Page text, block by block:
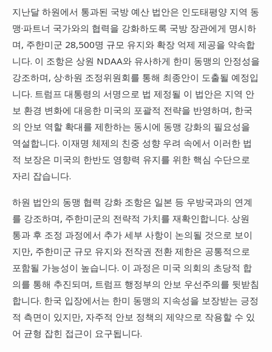
지난달 하원에서 통과된 국방 예산 법안은 인도태평양 지역 동
맹·파트너 국가와의 협력을 강화하도록 국방 장관에게 명시하
며, 주한미군 28,500명 규모 유지와 확장 억제 제공을 약속합
니다. 이 조항은 상원 NDAA와 유사하게 한미 동맹의 안정성을
강조하며, 상·하원 조정위원회를 통해 최종안이 도출될 예정입
니다. 트럼프 대통령의 서명으로 법 제정될 이 법안은 지역 안
보 환경 변화에 대응한 미국의 포괄적 전략을 반영하며, 한국
의 안보 역할 확대를 제한하는 동시에 동맹 강화의 필요성을
역설합니다. 이재명 체제의 친중 성향 우려 속에서 이러한 법
적 보장은 미국의 한반도 영향력 유지를 위한 핵심 수단으로
자리 잡습니다.
하원 법안의 동맹 협력 강화 조항은 일본 등 우방국과의 연계
를 강조하며, 주한미군의 전략적 가치를 재확인합니다. 상원
통과 후 조정 과정에서 추가 세부 사항이 논의될 것으로 보이
지만, 주한미군 규모 유지와 전작권 전환 제한은 공통적으로
포함될 가능성이 높습니다. 이 과정은 미국 의회의 초당적 합
의를 통해 추진되며, 트럼프 행정부의 안보 우선주의를 뒷받침
합니다. 한국 입장에서는 한미 동맹의 지속성을 보장받는 긍정
적 측면이 있지만, 자주적 안보 정책의 제약으로 작용할 수 있
어 균형 잡힌 접근이 요구됩니다.